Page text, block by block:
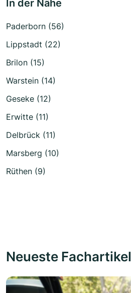
In der Nähe
Paderborn (56)
Lippstadt (22)
Brilon (15)
Warstein (14)
Geseke (12)
Erwitte (11)
Delbrück (11)
Marsberg (10)
Rüthen (9)
Neueste Fachartikel